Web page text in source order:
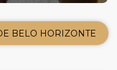
BELO HORIZONTE